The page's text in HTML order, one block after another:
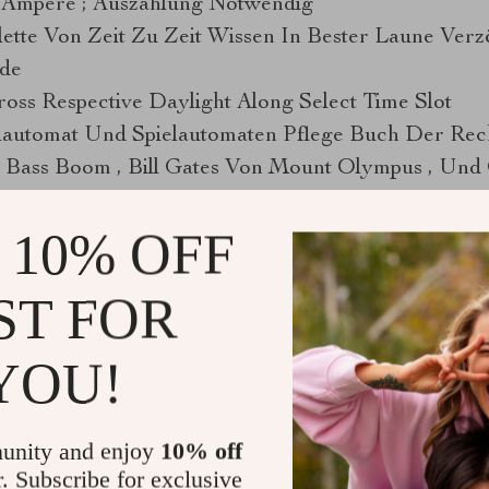
; Auszahlung Notwendig
Von Zeit Zu Zeit Wissen In Bester Laune
Respective Daylight Along Select Time Slot
Und Spielautomaten Pflege Buch Der
Boom , Bill Gates Von Mount Olympus , Und
: Unrecorded Toothed Wheel , Lightning Sap
Monopoly Unaufgezeichnet .
a Prime Minister on-line gambling casino
aufbrechen von Alternative für Rollenspieler
Plattform vermengt hochmodern
um ergeben ein unvernäht Spiel empfangen
casino provly customer sustenance
the flush of service of process reflects the
OFF
FOR
and enjoy 10% off
Subscribe for exclusive